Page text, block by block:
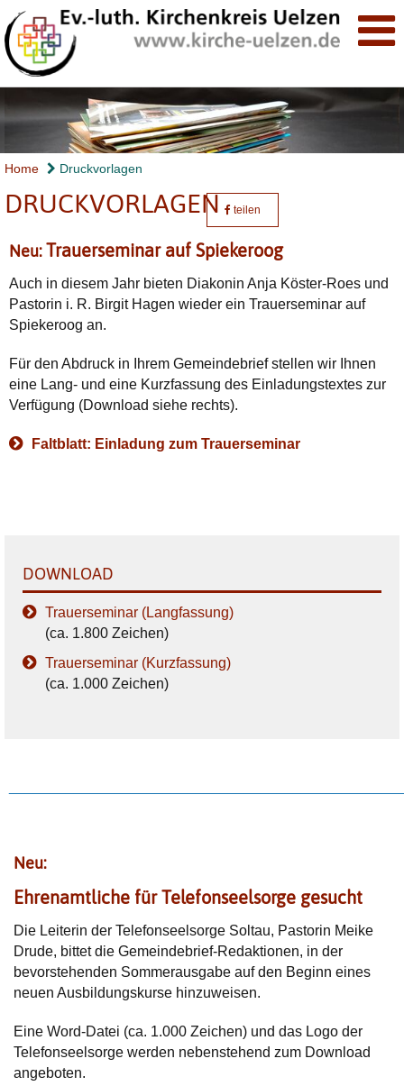
Home Druckvorlagen
DRUCKVORLAGEN teilen
Neu: Trauerseminar auf Spiekeroog
Auch in diesem Jahr bieten Diakonin Anja Köster-Roes und
Pastorin i. R. Birgit Hagen wieder ein Trauerseminar auf
Spiekeroog an.
Für den Abdruck in Ihrem Gemeindebrief stellen wir Ihnen
eine Lang- und eine Kurzfassung des Einladungstextes zur
Verfügung (Download siehe rechts).
Faltblatt: Einladung zum Trauerseminar
DOWNLOAD
Trauerseminar (Langfassung)
(ca. 1.800 Zeichen)
Trauerseminar (Kurzfassung)
(ca. 1.000 Zeichen)
Neu:
Ehrenamtliche für Telefonseelsorge gesucht
Die Leiterin der Telefonseelsorge Soltau, Pastorin Meike
Drude, bittet die Gemeindebrief-Redaktionen, in der
bevorstehenden Sommerausgabe auf den Beginn eines
neuen Ausbildungskurse hinzuweisen.
Eine Word-Datei (ca. 1.000 Zeichen) und das Logo der
Telefonseelsorge werden nebenstehend zum Download
angeboten.